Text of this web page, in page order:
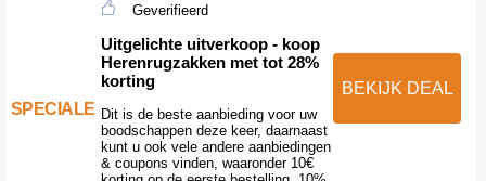
SPECIALE
Geverifieerd
Uitgelichte uitverkoop - koop
Herenrugzakken met tot 28%
korting
Dit is de beste aanbieding voor uw
boodschappen deze keer, daarnaast
kunt u ook vele andere aanbiedingen
& coupons vinden, waaronder 10€
BEKIJK DEAL